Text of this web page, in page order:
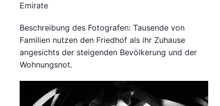
Emirate
Beschreibung des Fotografen: Tausende von
Familien nutzen den Friedhof als ihr Zuhause
angesichts der steigenden Bevölkerung und der
Wohnungsnot.